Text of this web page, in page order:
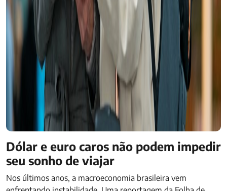
Dólar e euro caros não podem impedir
seu sonho de viajar
Nos últimos anos, a macroeconomia brasileira vem